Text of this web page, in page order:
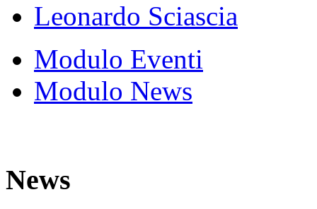
Leonardo Sciascia
Modulo Eventi
Modulo News
News